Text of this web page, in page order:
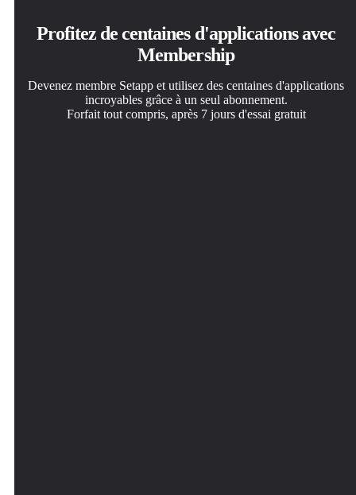
Profitez de centaines d'applications avec
Membership
Devenez membre Setapp et utilisez des centaines d'applications
incroyables grâce à un seul abonnement.
Forfait tout compris, après 7 jours d'essai gratuit